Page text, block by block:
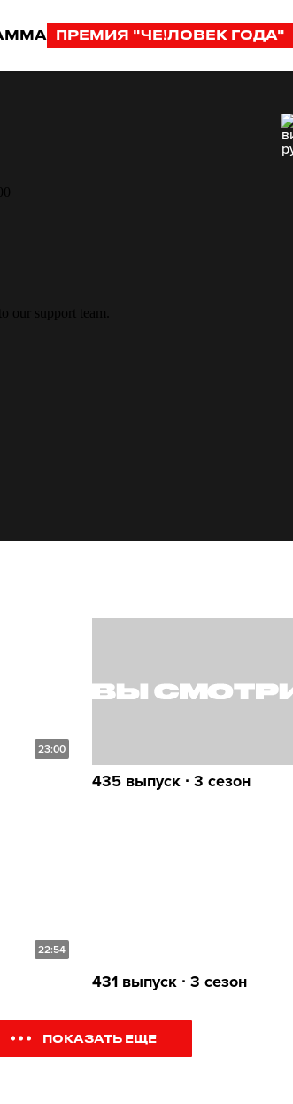
ПРЕМИЯ "ЧЕ!ЛОВЕК ГОДА"
23:00
435 выпуск ∙ 3 сезон
22:54
431 выпуск ∙ 3 сезон
ПОКАЗАТЬ ЕЩЕ